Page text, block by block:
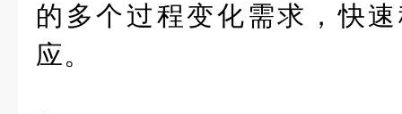
的多个过程变化需求，快速
应。